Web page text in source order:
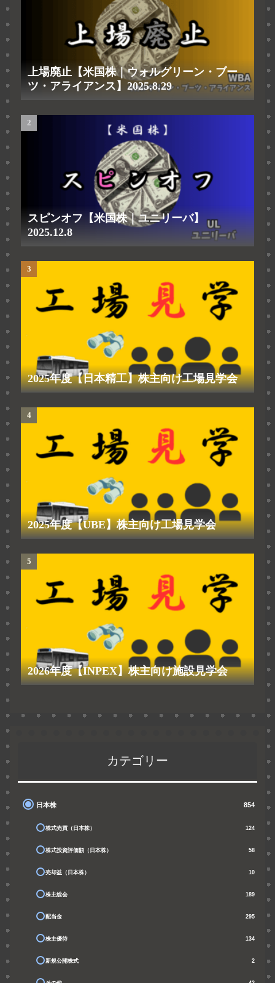
上場廃止【米国株｜ウォルグリーン・ブー
ツ・アライアンス】2025.8.29
スピンオフ【米国株｜ユニリーバ】
2025.12.8
2025年度【日本精工】株主向け工場見学会
2025年度【UBE】株主向け工場見学会
2026年度【INPEX】株主向け施設見学会
カテゴリー
日本株 854
株式売買（日本株） 124
株式投資評価額（日本株） 58
売却益（日本株） 10
株主総会 189
配当金 295
株主優待 134
新規公開株式 2